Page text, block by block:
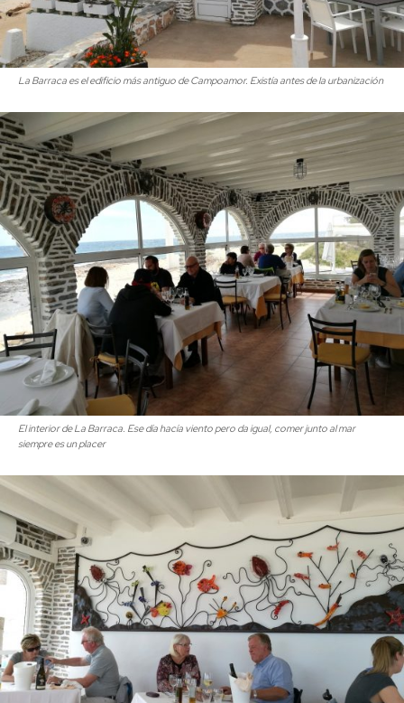
La Barraca es el edificio más antiguo de Campoamor. Existía antes de la urbanización
El interior de La Barraca. Ese día hacía viento pero da igual, comer junto al mar
siempre es un placer